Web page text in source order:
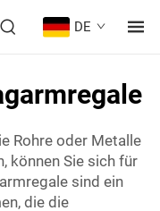
DE
Rohre oder Metalle
können Sie sich für
sind ein
die die